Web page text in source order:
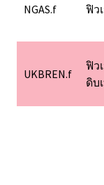
NGAS.f ฟิว
UKBREN.f
ฟิว
ดิบ